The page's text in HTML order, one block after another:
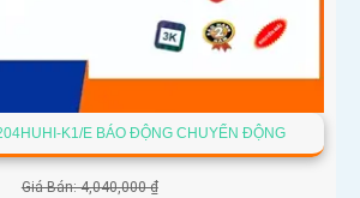
K1/E BÁO ĐỘNG CHUYỂN ĐỘNG
Giá Bán: 4,040,000 ₫